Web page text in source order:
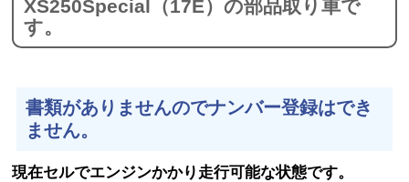
XS250Special（17E）の部品取り車で
す。
書類がありませんのでナンバー登録はでき
ません。
現在セルでエンジンかかり走行可能な状態です。